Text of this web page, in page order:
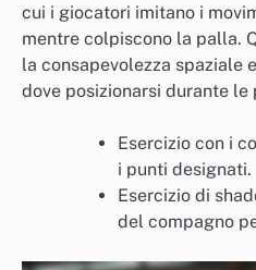
cui i giocatori imitano i
mentre colpiscono la palla.
la consapevolezza spaziale
dove posizionarsi durante le
Esercizio con i
i punti designati.
Esercizio di
del compagno